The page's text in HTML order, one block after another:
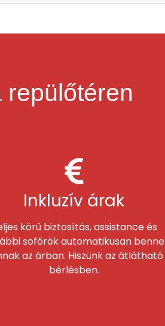
repülőtéren
Inkluzív árak
körű biztosítás, assistance és
sofőrök automatikusan benne
az árban. Hiszünk az átlátható
bérlésben.